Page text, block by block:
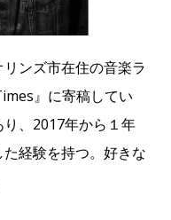
ンズ市在住の音楽ラ
』に寄稿してい
、2017年から１年
経験を持つ。好きな